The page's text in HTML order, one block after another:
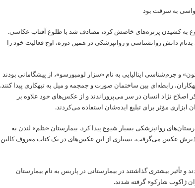
به کشیدن پرتره‌های خاصش کرد، مصادف شد با طلوع آفتاب عکاسی.
دانش روانشناسی و روانپزشکی در همین دوره، اوج فعالیت خود را
و جرم‌شناسی ایتالیایی به نام «سزار لومبورسو»، از پیشگامانی بودند
رابطه‌ای بین ساختمان صورت و جمجمه و میل به تبهکاری پیدا کنند.
اصلاح نژاد انسان در سر می‌پروراندند و از عکس‌های خود علاوه بر
مؤثر برای تبلیغ ایده‌شان استفاده می‌کردند.
روانپزشکی بسیار شیوع پیدا کرد. بیمارستان «بتلم» لندن به
عکس می‌گرفت، بسیاری از این عکس‌های در یک کتاب معروف کالین
و تأثیر بیشتری گذاشتند در بیمارستانی در پاریس به نام بیمارستان
ژاکوب شارکو» گرفته شدند.